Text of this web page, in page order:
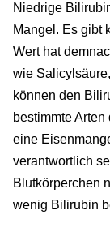
Niedrige
Mangel. Es gibt
Wert hat
wie
können den
bestimmte
eine
verantwortlich
Blutkörperchen
wenig Bilirubin